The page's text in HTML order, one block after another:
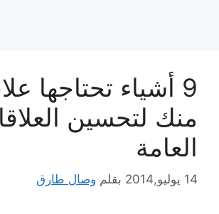
9 أشياء تحتاجها
منك لتحسين
العامة
14 يوليو,2014 بقلم وصال طارق